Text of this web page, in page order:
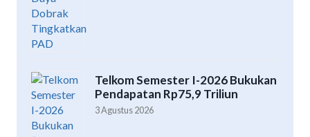
Telkom Semester I-2026 Bukukan
Pendapatan Rp75,9 Triliun
3 Agustus 2026